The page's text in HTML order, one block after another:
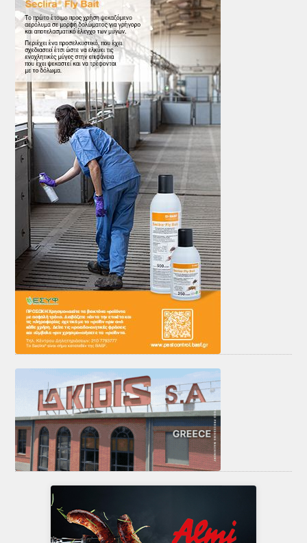
ΤΟ ΠΕΡΙΟΔΙΚΟ
Profile
ΑΡΧΕΙΟ ΤΕΥΧΩΝ
ΣΥΝΕΔΡΙΟ ΚΡΕΑΤΟΣ